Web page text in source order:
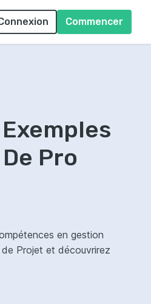
Commencer
Pro
en gestion
Projet et découvrirez